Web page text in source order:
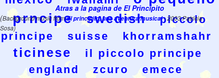
prncipe
swedish
piccolo
principe
suisse khorramshahr
ticinese
il piccolo principe
england
zcuro
emece
Atras a la pagina de El Principito
(Background music fromEl principito, una aventura musical- 2003 Patricia
Sosa)